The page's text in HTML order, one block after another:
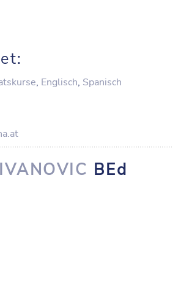
, Englisch, Spanisch
IVANOVIC BEd